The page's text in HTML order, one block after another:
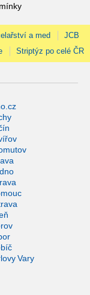
a med
JCB
Striptýz po celé ČR
Vary